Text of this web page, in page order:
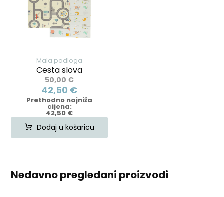
Mala podloga
Cesta slova
50,00€
42,50 €
Prethodno najniža
cijena:
42,50 €
Dodaj u košaricu
Nedavno pregledani proizvodi